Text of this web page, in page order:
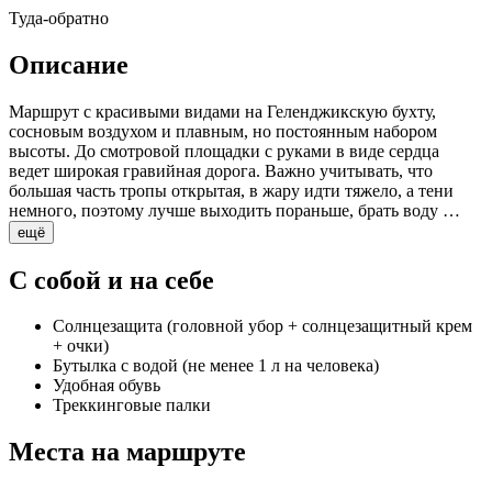
Туда-обратно
Описание
Маршрут с красивыми видами на Геленджикскую бухту,
сосновым воздухом и плавным, но постоянным набором
высоты. До смотровой площадки с руками в виде сердца
ведет широкая гравийная дорога. Важно учитывать, что
большая часть тропы открытая, в жару идти тяжело, а тени
немного, поэтому лучше выходить пораньше, брать воду …
ещё
С собой и на себе
Солнцезащита (головной убор + солнцезащитный крем
+ очки)
Бутылка с водой (не менее 1 л на человека)
Удобная обувь
Треккинговые палки
Места на маршруте